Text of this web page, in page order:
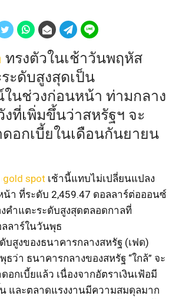
ทรงตัวในเช้าวันพฤหัส
ะดับสูงสุดเป็น
นช่วงก่อนหน้า ท่ามกลาง
ที่เพิ่มขึ้นว่าสหรัฐฯ จะ
อกเบี้ยในเดือนกันยายน
gold spot เช้านี้แทบไม่เปลี่ยนแปลง
า ที่ระดับ 2,459.47 ดอลลาร์ต่อออนซ์
คำแตะระดับสูงสุดตลอดกาลที่
ลลาร์ในวันพุธ
บสูงของธนาคารกลางสหรัฐ (เฟด)
ธว่า ธนาคารกลางของสหรัฐ “ใกล้” จะ
อกเบี้ยแล้ว เนื่องจากอัตราเงินเฟ้อมี
และตลาดแรงงานมีความสมดุลมาก